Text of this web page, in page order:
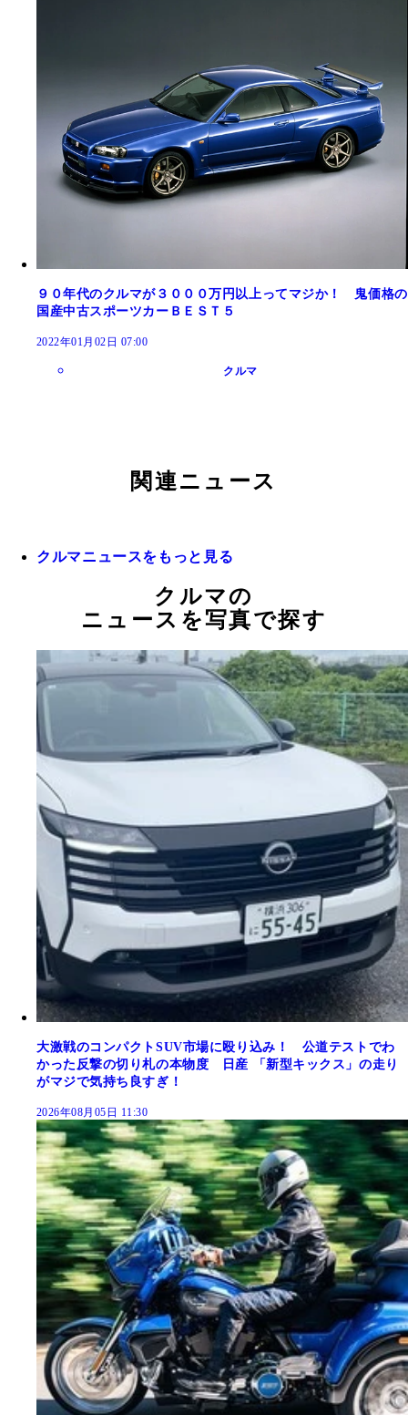
９０年代のクルマが３０００万円以上ってマジか！ 鬼価格の
国産中古スポーツカーＢＥＳＴ５
2022年01月02日 07:00
クルマ
関連ニュース
クルマニュースをもっと見る
クルマの
ニュースを写真で探す
大激戦のコンパクトSUV市場に殴り込み！ 公道テストでわ
かった反撃の切り札の本物度 日産 「新型キックス」の走り
がマジで気持ち良すぎ！
2026年08月05日 11:30